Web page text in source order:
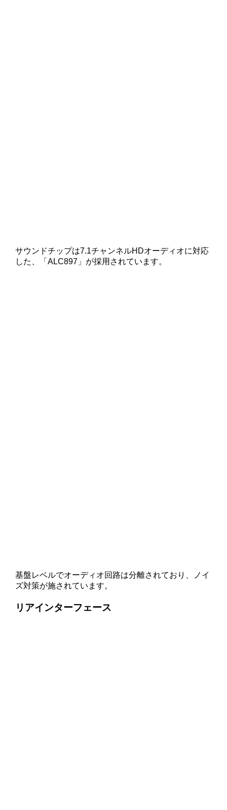
サウンドチップは7.1チャンネルHDオーディオに対応
した、「ALC897」が採用されています。
基盤レベルでオーディオ回路は分離されており、ノイ
ズ対策が施されています。
リアインターフェース